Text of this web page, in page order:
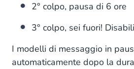
2° colpo, pausa di 6 ore
3° colpo, sei fuori!
I modelli di messaggio in
automaticamente dopo la